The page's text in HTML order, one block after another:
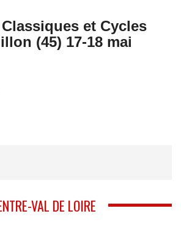
et Cycles
(45) 17-18 mai
VAL DE LOIRE